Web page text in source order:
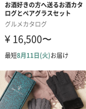
ぬいぐるみ
愛らしいぬいぐる
誕生日・記念日・